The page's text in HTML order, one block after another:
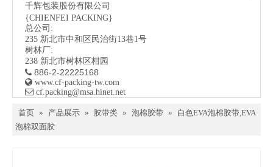
千辉包装股份有限公司
{CHIENFEI PACKING}
总公司:
235 新北市中和区民治街13巷1号
树林厂:
238 新北市树林区柑园
 886-2-22225168
 www.cf-packing-tw.com
 ​ cf.packing@msa.hinet.net
首页 » 产品展示 » 胶带类 » 泡棉胶带 »
白色EVA泡棉胶带,EVA
泡棉双面胶